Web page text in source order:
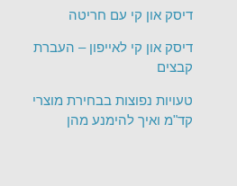
דיסק און קי עם חריטה
דיסק און קי לאייפון – העברת
קבצים
טעויות נפוצות בבחירת מוצרי
קד"מ ואיך להימנע מהן